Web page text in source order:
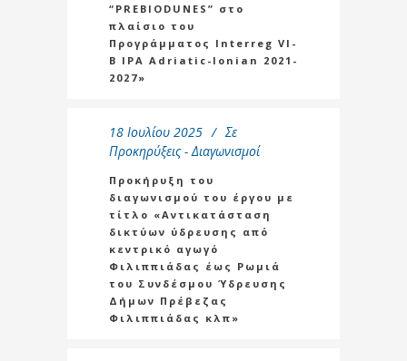
“PREBIODUNES” στο
πλαίσιο του
Προγράμματος Interreg VI-
B IPA Adriatic-Ionian 2021-
2027»
18 Ιουλίου 2025
Σε
Προκηρύξεις - Διαγωνισμοί
Προκήρυξη του
διαγωνισμού του έργου με
τίτλο «Αντικατάσταση
δικτύων ύδρευσης από
κεντρικό αγωγό
Φιλιππιάδας έως Ρωμιά
του Συνδέσμου Ύδρευσης
Δήμων Πρέβεζας
Φιλιππιάδας κλπ»